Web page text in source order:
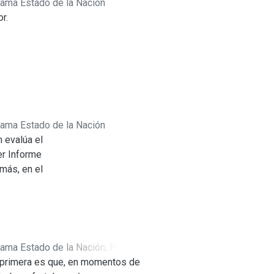
en materia de equidad,
grupos de edad. El
son tanto, o más
el país para reducir la
Estado de la Nación
Estado de la Nación
evalúa el
Informe
en el
El
aprobar
en las
Estado de la Nación;
es que, en momentos de